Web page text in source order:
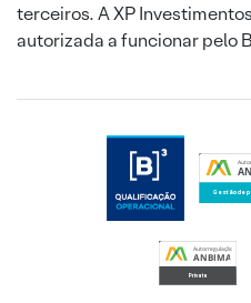
terceiros. A XP
autorizada a funcionar pelo